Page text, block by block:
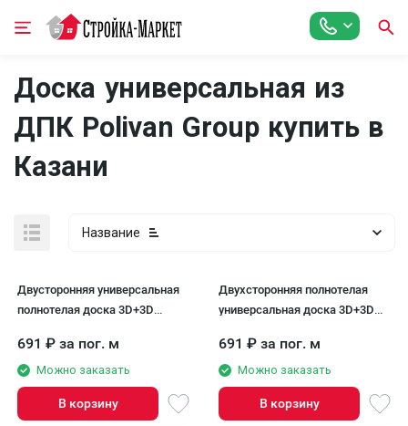
Доска универсальная из
ДПК Polivan Group купить в
Казани
Название
Двусторонняя универсальная
полнотелая доска 3D+3D
песочного цвета.
691 ₽ за пог. м
Можно заказать
В корзину
Двухсторонняя полнотелая
универсальная доска 3D+3D
серого цвета
691 ₽ за пог. м
Можно заказать
В корзину